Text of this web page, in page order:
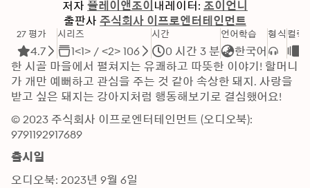
저자 플레이앤조이 내레이터: 조이언니
출판사 주식회사 이프로엔터테인먼트
27 평가
4.7
시리즈
1<1> / <2> 106
시간
0 시간 3 분
언어학습
한국어
형식 컬렉
한 시골 마을에서 펼쳐지는 유쾌하고 따뜻한 이야기! 할머니
가 개만 예뻐하고 관심을 주는 것 같아 속상한 돼지. 사랑을
받고 싶은 돼지는 강아지처럼 행동해보기로 결심했어요!
© 2023 주식회사 이프로엔터테인먼트 (오디오북):
9791192917689
출시일
오디오북: 2023년 9월 6일